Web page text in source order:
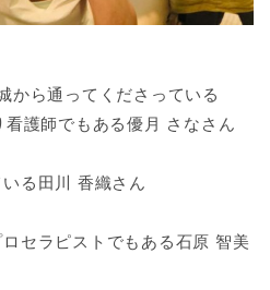
から通ってくださっている
護師でもある優月 さなさん
る田川 香織さん
セラピストでもある石原 智美